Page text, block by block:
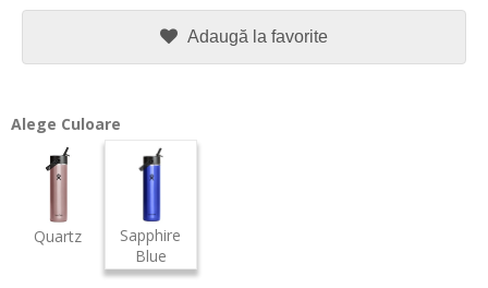
Adaugă la favorite
Alege Culoare
Quartz
Sapphire
Blue